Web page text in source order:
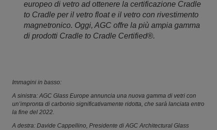
europeo di vetro ad ottenere la certificazione Cradle
to Cradle per il vetro float e il vetro con rivestimento
magnetronico. Oggi, AGC offre la più ampia gamma
di prodotti Cradle to Cradle Certified®.
Immagini in basso:
A sinistra: AGC Glass Europe annuncia una nuova gamma di vetri con
un’impronta di carbonio significativamente ridotta, che sarà lanciata entro
la fine del 2022.
A destra: Davide Cappellino, Presidente di AGC Architectural Glass